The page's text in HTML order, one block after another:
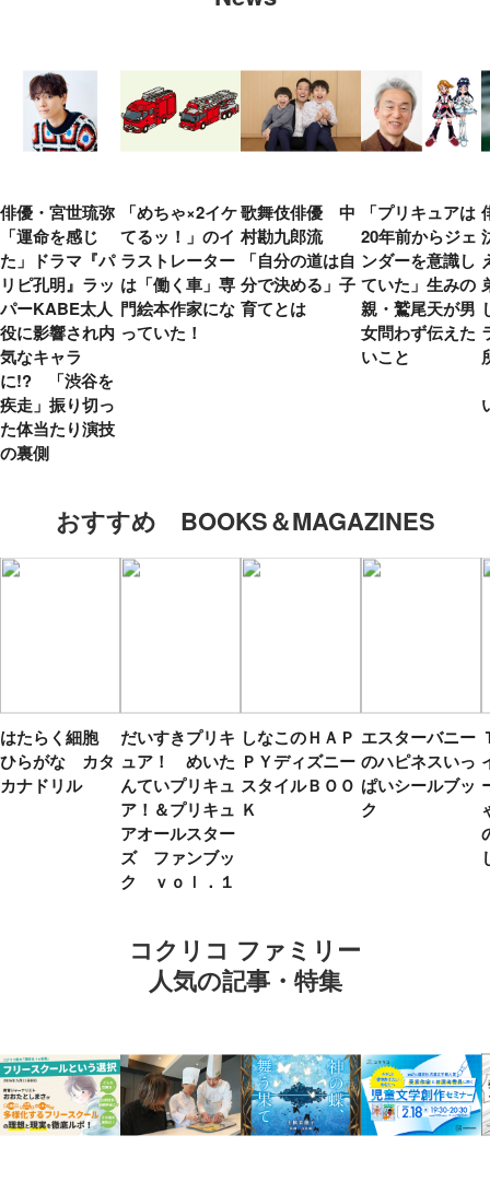
俳優・宮世琉弥
「運命を感じ
た」ドラマ『パ
リピ孔明』ラッ
パーKABE太人
役に影響され内
気なキャラ
に!? 「渋谷を
疾走」振り切っ
た体当たり演技
の裏側
「めちゃ×2イケ
てるッ！」のイ
ラストレーター
は「働く車」専
門絵本作家にな
っていた！
歌舞伎俳優 中
村勘九郎流
「自分の道は自
分で決める」子
育てとは
「プリキュアは
20年前からジェ
ンダーを意識し
ていた」生みの
親・鷲尾天が男
女問わず伝えた
いこと
おすすめ BOOKS＆MAGAZINES
はたらく細胞
ひらがな カタ
カナドリル
だいすきプリキ
ュア！ めいた
んていプリキュ
ア！＆プリキュ
アオールスター
ズ ファンブッ
ク ｖｏｌ．１
しなこのＨＡＰ
ＰＹディズニー
スタイルＢＯＯ
Ｋ
エスターバニー
のハピネスいっ
ぱいシールブッ
ク
コクリコ ファミリー
人気の記事・特集